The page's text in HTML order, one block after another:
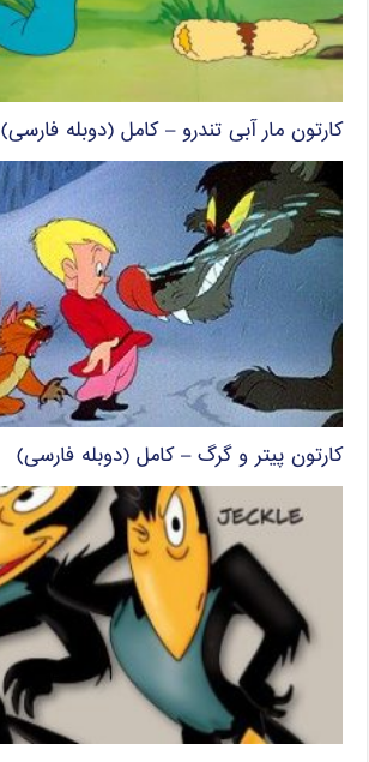
کارتون مار آبی تندرو – کامل (دوبله فارسی)
کارتون پیتر و گرگ – کامل (دوبله فارسی)